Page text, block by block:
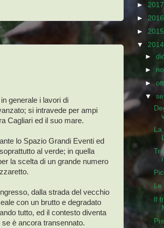
generale i lavori di
si intravede per ampi
Cagliari ed il suo mare.
lo Spazio Grandi Eventi ed
al verde; in quella
la scelta di un grande numero
dalla strada del vecchio
con un brutto e degradato
tutto, ed il contesto diventa
è ancora transennato.
► 2017
► 2016
► 2015
▼ 2014
►
►
►
▼
La
Le
Il